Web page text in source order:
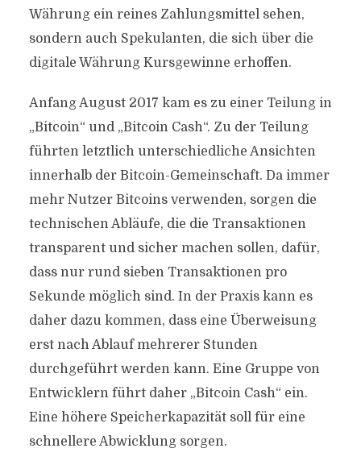
Währung ein reines Zahlungsmittel sehen,
sondern auch Spekulanten, die sich über die
digitale Währung Kursgewinne erhoffen.
Anfang August 2017 kam es zu einer Teilung in
„Bitcoin“ und „Bitcoin Cash“. Zu der Teilung
führten letztlich unterschiedliche Ansichten
innerhalb der Bitcoin-Gemeinschaft. Da immer
mehr Nutzer Bitcoins verwenden, sorgen die
technischen Abläufe, die die Transaktionen
transparent und sicher machen sollen, dafür,
dass nur rund sieben Transaktionen pro
Sekunde möglich sind. In der Praxis kann es
daher dazu kommen, dass eine Überweisung
erst nach Ablauf mehrerer Stunden
durchgeführt werden kann. Eine Gruppe von
Entwicklern führt daher „Bitcoin Cash“ ein.
Eine höhere Speicherkapazität soll für eine
schnellere Abwicklung sorgen.